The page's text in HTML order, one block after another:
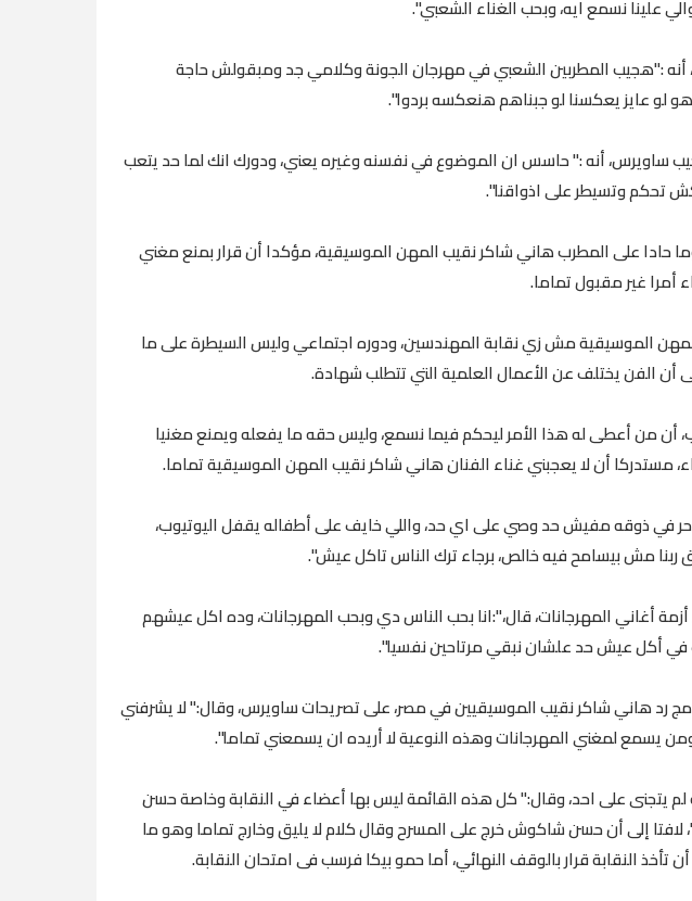
علينا نسمع ايه، وبحب الغناء الشعبي".
أنه :"هجيب المطربين الشعبي في مهرجان الجونة وكلامي جد ومبقولش حاجة
لو عايز يعكسنا لو جبناهم هنعكسه بردوا".
ساويرس، أنه :" حاسس ان الموضوع في نفسنه وغيره يعني، ودورك انك لما حد يتعب
تحكم وتسيطر على اذواقنا".
على المطرب هاني شاكر نقيب المهن الموسيقية، مؤكدا أن قرار بمنع مغني
أمرا غير مقبول تماما.
الموسيقية مش زي نقابة المهندسين، ودوره اجتماعي وليس السيطرة على ما
أن الفن يختلف عن الأعمال العلمية التي تتطلب شهادة.
أن من أعطى له هذا الأمر ليحكم فيما نسمع، وليس حقه ما يفعله ويمنع مغنيا
مستدركا أن لا يعجبني غناء الفنان هاني شاكر نقيب المهن الموسيقية تماما.
في ذوقه مفيش حد وصي على اي حد، واللي خايف على أطفاله يقفل اليوتيوب،
ربنا مش بيسامح فيه خالص، برجاء ترك الناس تاكل عيش".
أغاني المهرجانات، قال،":انا بحب الناس دي وبحب المهرجانات، وده اكل عيشهم
أكل عيش حد علشان نبقي مرتاحين نفسيا".
رد هاني شاكر نقيب الموسيقيين في مصر، على تصريحات ساويرس، وقال:" لا يشرفني
يسمع لمغني المهرجانات وهذه النوعية لا أريده ان يسمعني تماما".
يتجنى على احد، وقال:" كل هذه القائمة ليس بها أعضاء في النقابة وخاصة حسن
إلى أن حسن شاكوش خرج على المسرح وقال كلام لا يليق وخارج تماما وهو ما
النقابة قرار بالوقف النهائي، أما حمو بيكا فرسب فى امتحان النقابة.